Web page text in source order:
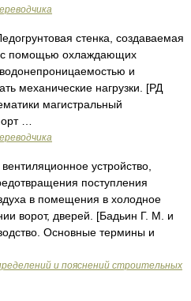
стенка, создаваемая
с помощью охлаждающих
и
механические нагрузки. [РД
магистральный
…
устройство,
поступления
в помещения в холодное
ворот, дверей. [Бадьин Г. М. и
Основные термины и
и пояснений строительных